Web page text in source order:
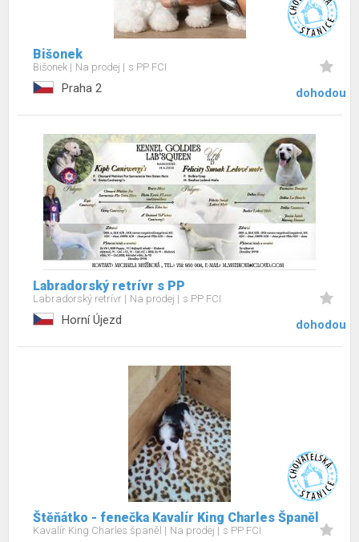
Bišonek
Bišonek Na prodej s PP FCI
Praha 2 dohodou
Labradorský retrívr s PP
Labradorský retrívr Na prodej s PP FCI
Horní Újezd dohodou
Štěňátko - fenečka Kavalír King Charles Španěl
Kavalír King Charles španěl Na prodej s PP FCI